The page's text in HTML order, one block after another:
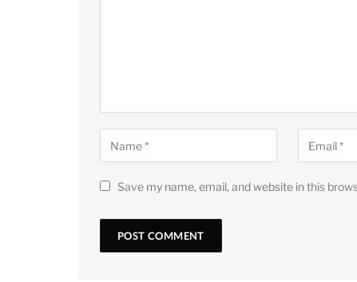
Save my name, email, and website in this